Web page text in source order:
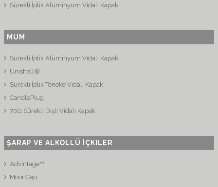
Sürekli İplik Alüminyum Vidalı Kapak
MUM
Sürekli İplik Alüminyum Vidalı Kapak
Unishell®
Sürekli İplik Teneke Vidalı Kapak
CandlePlug
70G Sürekli Dişli Vidalı Kapak
ŞARAP VE ALKOLLÜ İÇKILER
Advintage™
MoonCap